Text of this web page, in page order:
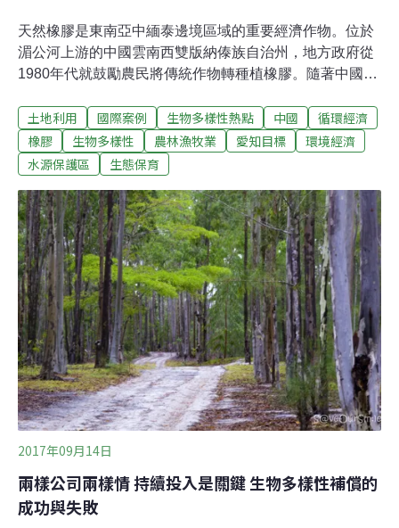
天然橡膠是東南亞中緬泰邊境區域的重要經濟作物。位於
湄公河上游的中國雲南西雙版納傣族自治州，地方政府從
1980年代就鼓勵農民將傳統作物轉種植橡膠。隨著中國經
至2010年間增加了近二倍，占該地區總面積的20%以上，
其中九成五的橡膠園位於海拔900公尺以下的區域。近年
橡膠售價屢創新高，帶動當地經濟，橡膠農收入是過去種
植水稻的四倍，年收入可達三萬人民幣。農民從經濟成長
中獲益，但是西雙版納的環境變遷卻面臨日漸嚴重的危
機。橡膠單一種植造成這片中國西南地區土地的天然林覆
蓋率降低，土地利用型態跟著改變。影響最深的除了當地
少數民族傳統文化的消失、農業生物多樣性減少，原有的
景觀和生態系統服務功能也因而改變。大量使用農用化學
物的結果，影響了蜜蜂等授粉昆蟲，土壤、水資源也受到
傷害。由德國聯邦教育與研究部（BMBF）發起的「湄公
河流域永續橡膠種植」（SURUME
土地利用 國際案例 生物多樣性熱點 中國
循環經濟
橡膠
生物多樣性 農林漁牧業 愛知目標
環境經濟
水源保護區
生態保育
2017年09月14日
兩樣公司兩樣情 持續投入是關鍵 生物多樣性補償的
成功與失敗